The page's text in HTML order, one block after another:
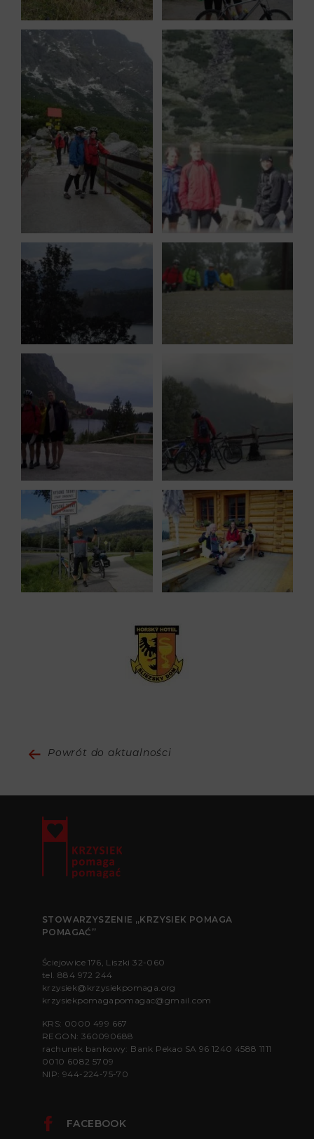
Powrót do aktualności
STOWARZYSZENIE „KRZYSIEK POMAGA
POMAGAĆ”
Ściejowice 176, Liszki 32-060
tel. 884 972 244
krzysiek@krzysiekpomaga.org
krzysiekpomagapomagac@gmail.com
KRS: 0000 499 667
REGON: 360090688
rachunek bankowy: Bank Pekao SA 96 1240 4588 1111
0010 6082 5709
NIP: 944-224-75-70
FACEBOOK